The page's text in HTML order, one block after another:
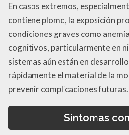
En casos extremos,
contiene plomo, la exposición
condiciones graves como
cognitivos, particularmente en
sistemas aún están en
rápidamente el material de la
prevenir complicaciones futuras.
Síntomas